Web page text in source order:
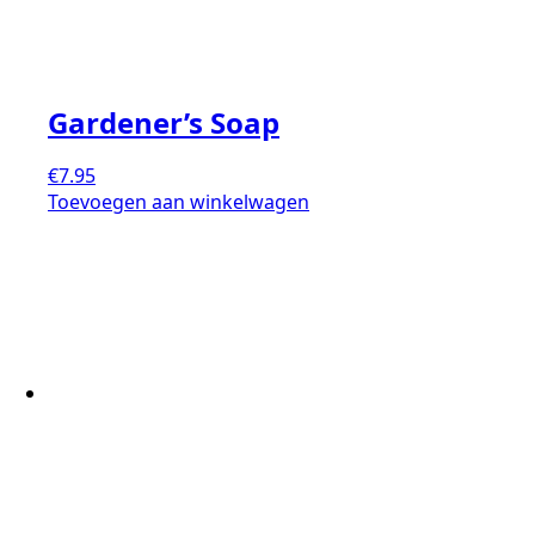
Gardener’s Soap
€7.95
Toevoegen aan winkelwagen